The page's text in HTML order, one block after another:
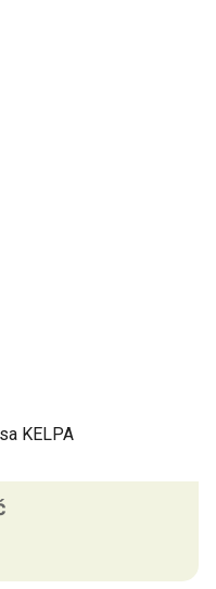
KELPA